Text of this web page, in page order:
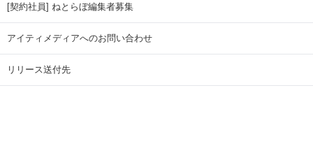
[契約社員] ねとらぼ編集者募集
アイティメディアへのお問い合わせ
リリース送付先